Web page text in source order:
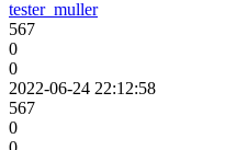
tester_muller
567
0
0
2022-06-24 22:12:58
567
0